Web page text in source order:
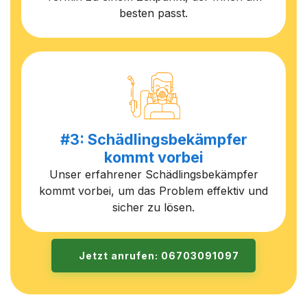
besten passt.
#3: Schädlingsbekämpfer
kommt vorbei
Unser erfahrener Schädlingsbekämpfer
kommt vorbei, um das Problem effektiv und
sicher zu lösen.
Jetzt anrufen: 06703091097